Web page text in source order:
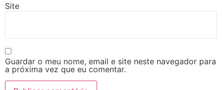
Site
Guardar o meu nome, email e site neste navegador para
a próxima vez que eu comentar.